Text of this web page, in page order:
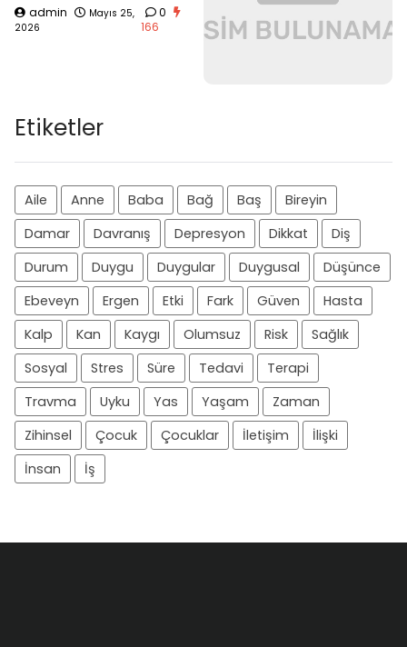
admin
Mayıs 25,
2026
0
166
Etiketler
Aile Anne Baba Bağ Baş
Bireyin
Damar
Davranış Depresyon Dikkat
Diş
Durum
Duygu Duygular Duygusal
Düşünce
Ebeveyn
Ergen Etki Fark Güven
Hasta
Kalp
Kan Kaygı Olumsuz Risk
Sağlık
Sosyal
Stres Süre Tedavi
Terapi
Travma
Uyku Yas Yaşam
Zaman
Zihinsel
Çocuk Çocuklar İletişim
İlişki
İnsan
İş